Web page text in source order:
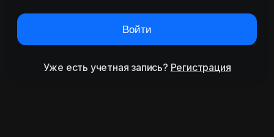
Войти
Уже есть учетная запись? Регистрация